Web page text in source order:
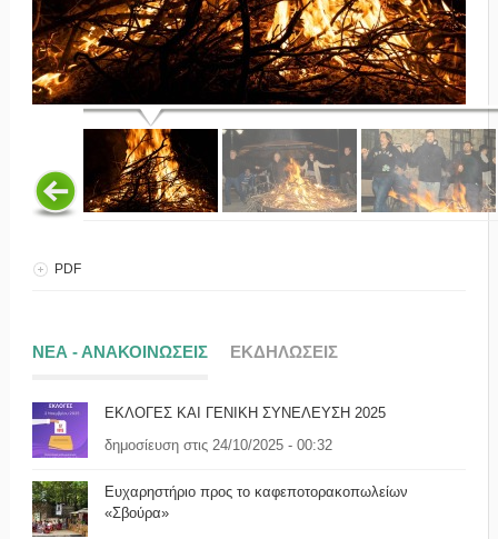
PDF
ΝΕΑ - ΑΝΑΚΟΙΝΩΣΕΙΣ ΕΚΔΗΛΩΣΕΙΣ
ΕΚΛΟΓΕΣ ΚΑΙ ΓΕΝΙΚΗ ΣΥΝΕΛΕΥΣΗ 2025
δημοσίευση στις 24/10/2025 - 00:32
Ευχαρηστήριο προς το καφεποτορακοπωλείων
«Σβούρα»